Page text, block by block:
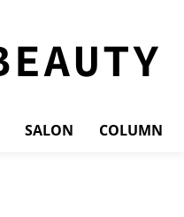
SALON COLUMN